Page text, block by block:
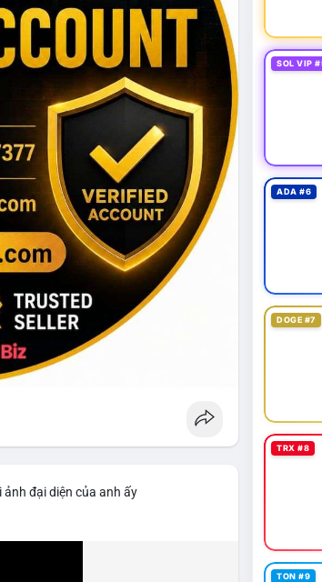
đại diện của anh ấy
SOL VIP
ADA #6
DOGE #7
TRX #8
TON #9